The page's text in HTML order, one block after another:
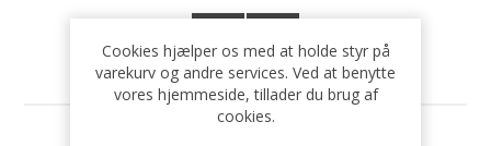
Cookies hjælper os med at holde styr på
varekurv og andre services. Ved at benytte
vores hjemmeside, tillader du brug af
cookies.